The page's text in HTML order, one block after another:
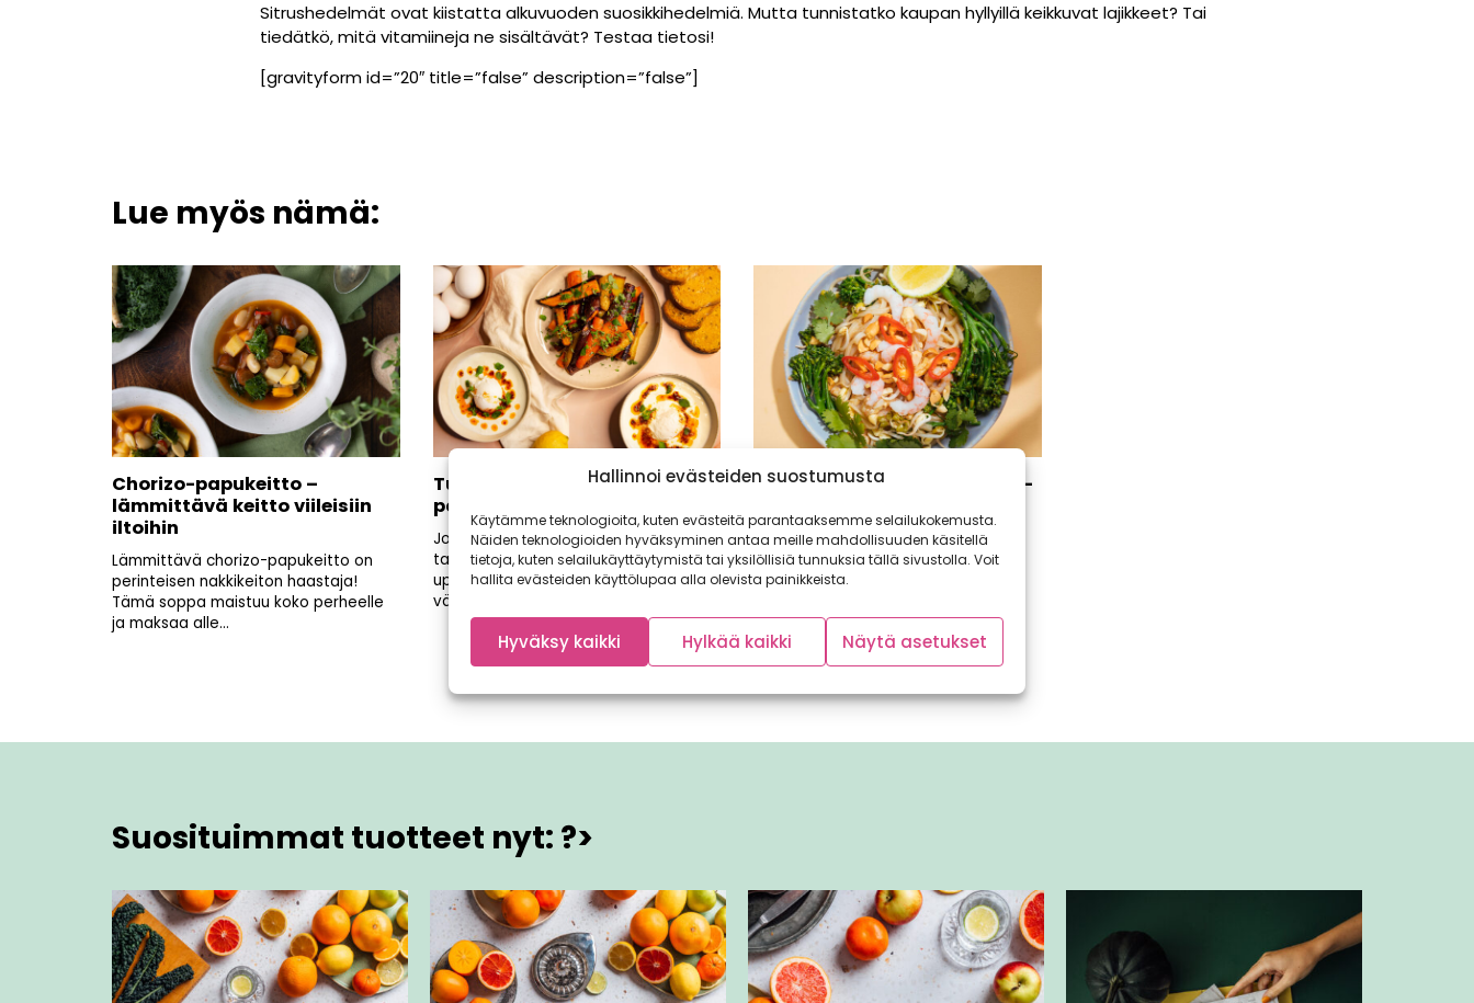
Hallinnoi evästeiden suostumusta
Käytämme teknologioita, kuten evästeitä parantaaksemme selailukokemusta.
Näiden teknologioiden hyväksyminen antaa meille mahdollisuuden käsitellä
tietoja, kuten selailukäyttäytymistä tai yksilöllisiä tunnuksia tällä sivustolla. Voit
hallita evästeiden käyttölupaa alla olevista painikkeista.
Hyväksy kaikki Hylkää kaikki Näytä asetukset
Sitrushedelmät ovat kiistatta alkuvuoden suosikkihedelmiä. Mutta tunnistatko kaupan hyllyillä keikkuvat lajikkeet? Tai
tiedätkö, mitä vitamiineja ne sisältävät? Testaa tietosi!
[gravityform id=”20″ title=”false” description=”false”]
Lue myös nämä:
Chorizo-papukeitto –
lämmittävä keitto viileisiin
iltoihin
Lämmittävä chorizo-papukeitto on
perinteisen nakkikeiton haastaja!
Tämä soppa maistuu koko perheelle
ja maksaa alle...
Turkkilaiset uppomunat ja
paahdetut väriporkkanat
Jogurtin ja maustetun voisulan kanssa
tarjoiltavat taivaalliset turkkilaiset
uppomunat ja paahdetut
väriporkkanat ovat brunssipöydän...
Pad thai varsiparsakaalilla –
pyttipannu
Paistetut nuudelit saavat väriä
varsiparsakaalista. Parhaan
wokkipannu ja herkullinen kastike.
Pad...
Suosituimmat tuotteet nyt: ?>